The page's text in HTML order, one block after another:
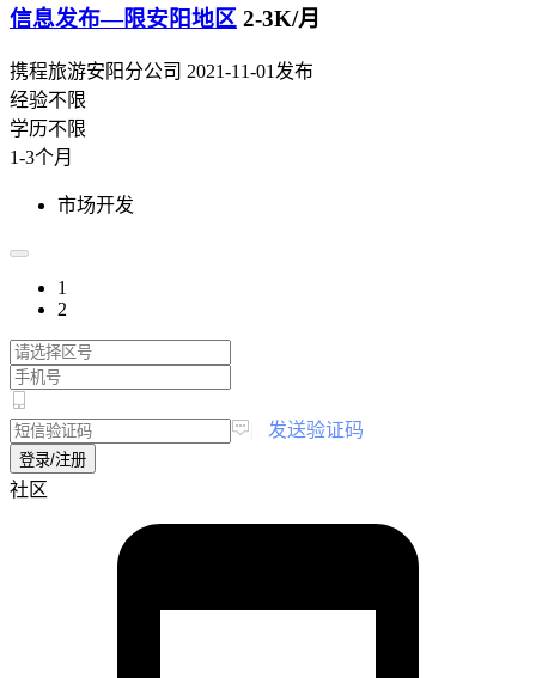
信息发布—限安阳地区 2-3K/月
携程旅游安阳分公司 2021-11-01发布
经验不限
学历不限
1-3个月
市场开发
1
2
发送验证码
登录/注册
社区